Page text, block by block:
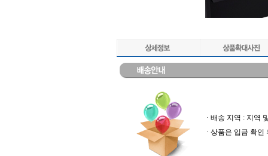
· 배송 지역 : 지역
· 상품은 입금 확